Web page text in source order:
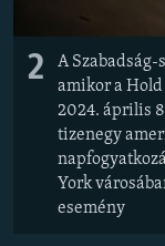
2
A Szabadság-
amikor a
2024. április
tizenegy
York
esemény